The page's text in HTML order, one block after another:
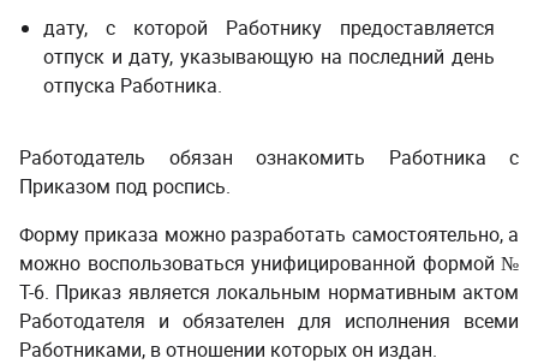
дату, с которой Работнику предоставляется
отпуск и дату, указывающую на последний день
отпуска Работника.
Работодатель обязан ознакомить Работника с
Приказом под роспись.
Форму приказа можно разработать самостоятельно, а
можно воспользоваться унифицированной формой №
Т-6. Приказ является локальным нормативным актом
Работодателя и обязателен для исполнения всеми
Работниками, в отношении которых он издан.